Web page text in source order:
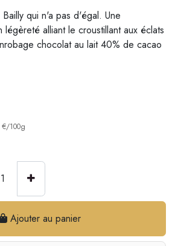
qui n'a pas d'égal. Une
légèreté alliant le croustillant aux éclats
chocolat au lait 40% de cacao
€/100g
Ajouter au panier